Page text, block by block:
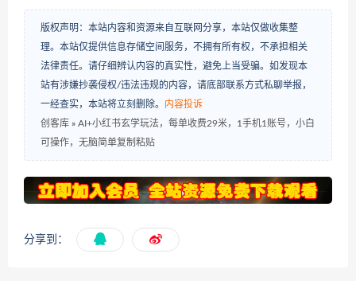
版权声明：本站内容和资源来自互联网分享，本站仅做收集整
理。本站仅提供信息存储空间服务，不拥有所有权，不承担相关
法律责任。请仔细辨认内容的真实性，避免上当受骗。如发现本
站有涉嫌抄袭侵权/违法违规的内容，请底部联系方式私聊举报，
一经查实，本站将立刻删除。 内容投诉
创客库 » AI+小红书玄学玩法，每单收费29米，1手机1账号，小白
可操作，无脑简单复制粘贴
分享到：